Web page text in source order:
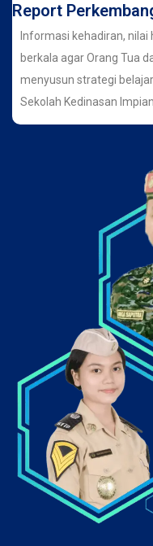
Report
Informasi kehadiran,
berkala agar Orang Tua
menyusun strategi
Sekolah Kedinasan Impian